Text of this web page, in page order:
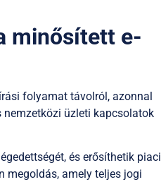
minősített e-
folyamat távolról, azonnal
nemzetközi üzleti kapcsolatok
és erősíthetik piaci
amely teljes jogi